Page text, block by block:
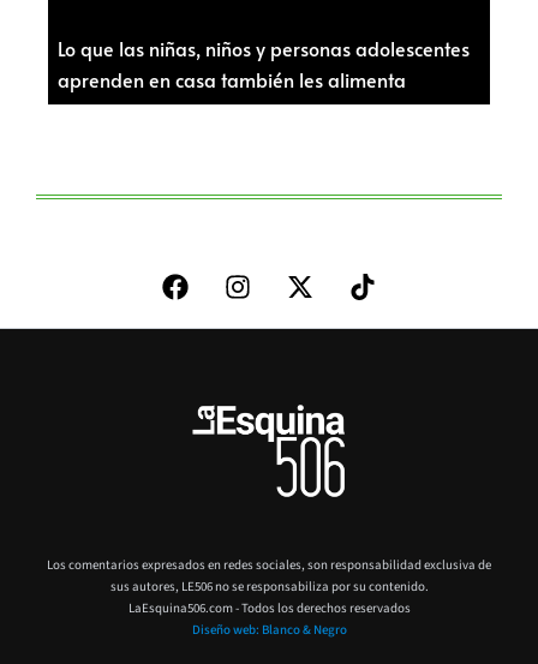
Lo que las niñas, niños y personas adolescentes
aprenden en casa también les alimenta
Los comentarios expresados en redes sociales, son responsabilidad exclusiva de
sus autores, LE506 no se responsabiliza por su contenido.
LaEsquina506.com - Todos los derechos reservados
Diseño web: Blanco & Negro